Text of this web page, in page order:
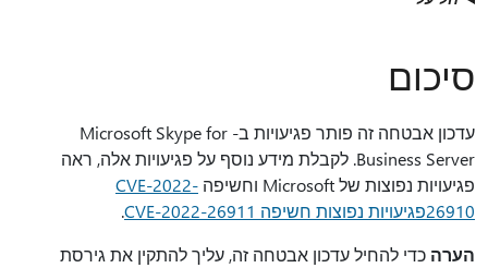
סיכום
עדכון אבטחה זה פותר פגיעויות ב- Microsoft Skype for
Business Server. לקבלת מידע נוסף על פגיעויות אלה, ראה
פגיעויות נפוצות של Microsoft וחשיפה
CVE-2022-
26910פגיעויות נפוצות חשיפה CVE-2022-26911
.
הערה כדי להחיל עדכון אבטחה זה, עליך להתקין את גירסת